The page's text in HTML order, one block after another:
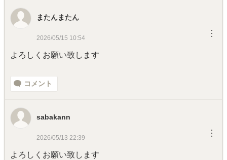
またんまたん
2026/05/15 10:54 ︙
よろしくお願い致します
コメント
sabakann
2026/05/13 22:39 ︙
よろしくお願い致します